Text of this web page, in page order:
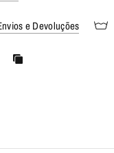
e Devoluções